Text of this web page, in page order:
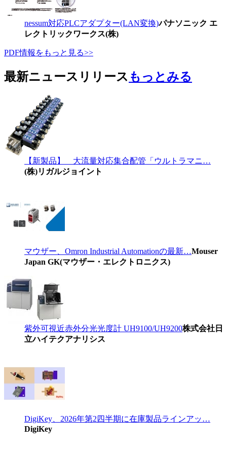
nessum対応PLCアダプター(LAN変換)パナソニック エ
レクトリックワークス(株)
PDF情報をもっと見る>>
最新ニュースリリース もっとみる
【新製品】 大流量対応集合配管「ウルトラマニ…
(株)リガルジョイント
マウザー、Omron Industrial Automationの最新…Mouser
Japan GK(マウザー・エレクトロニクス)
紫外可視近赤外分光光度計 UH9100/UH9200株式会社日
立ハイテクアナリシス
DigiKey、2026年第2四半期に在庫製品ラインアッ…
DigiKey